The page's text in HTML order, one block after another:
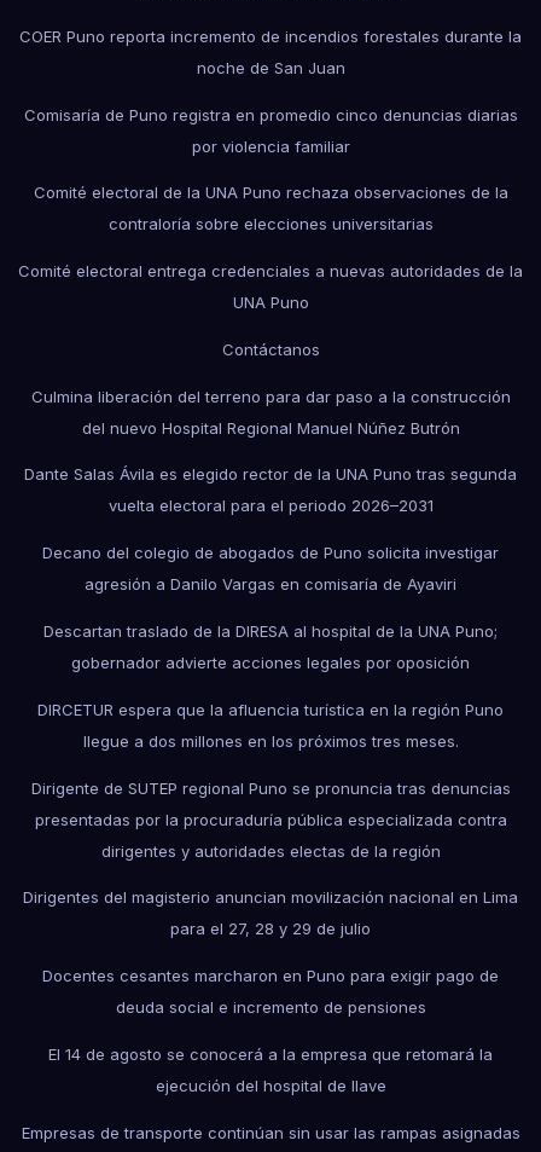
COER Puno reporta incremento de incendios forestales durante la
noche de San Juan
Comisaría de Puno registra en promedio cinco denuncias diarias
por violencia familiar
Comité electoral de la UNA Puno rechaza observaciones de la
contraloría sobre elecciones universitarias
Comité electoral entrega credenciales a nuevas autoridades de la
UNA Puno
Contáctanos
Culmina liberación del terreno para dar paso a la construcción
del nuevo Hospital Regional Manuel Núñez Butrón
Dante Salas Ávila es elegido rector de la UNA Puno tras segunda
vuelta electoral para el periodo 2026–2031
Decano del colegio de abogados de Puno solicita investigar
agresión a Danilo Vargas en comisaría de Ayaviri
Descartan traslado de la DIRESA al hospital de la UNA Puno;
gobernador advierte acciones legales por oposición
DIRCETUR espera que la afluencia turística en la región Puno
llegue a dos millones en los próximos tres meses.
Dirigente de SUTEP regional Puno se pronuncia tras denuncias
presentadas por la procuraduría pública especializada contra
dirigentes y autoridades electas de la región
Dirigentes del magisterio anuncian movilización nacional en Lima
para el 27, 28 y 29 de julio
Docentes cesantes marcharon en Puno para exigir pago de
deuda social e incremento de pensiones
El 14 de agosto se conocerá a la empresa que retomará la
ejecución del hospital de Ilave
Empresas de transporte continúan sin usar las rampas asignadas